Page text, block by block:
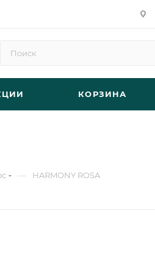
КОРЗИНА
— HARMONY ROSA